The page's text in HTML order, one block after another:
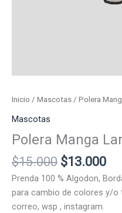
Inicio / Mascotas / Polera
Mascotas
Polera Manga
$15.000 El
precio
original
era:
$13.000El
Prenda 100 % Algodon,
para cambio de colores y/o
correo, wsp , instagram.